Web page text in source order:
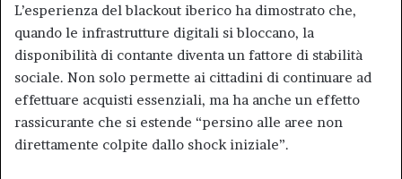
L’esperienza del blackout iberico ha dimostrato che,
quando le infrastrutture digitali si bloccano, la
disponibilità di contante diventa un fattore di stabilità
sociale. Non solo permette ai cittadini di continuare ad
effettuare acquisti essenziali, ma ha anche un effetto
rassicurante che si estende “persino alle aree non
direttamente colpite dallo shock iniziale”.